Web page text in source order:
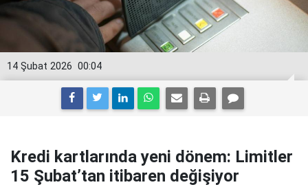
00:04
14 Şubat 2026
Kredi kartlarında yeni dönem: Limitler
15 Şubat’tan itibaren değişiyor